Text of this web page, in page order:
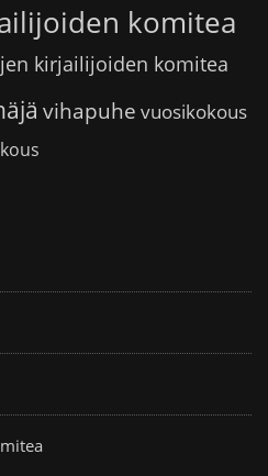
komitea
kirjailijoiden komitea
vihapuhe vuosikokous